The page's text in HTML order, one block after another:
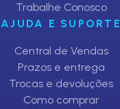
Trabalhe Conosco
AJUDA E SUPORTE
Central de Vendas
Prazos e entrega
Trocas e devoluções
Como comprar